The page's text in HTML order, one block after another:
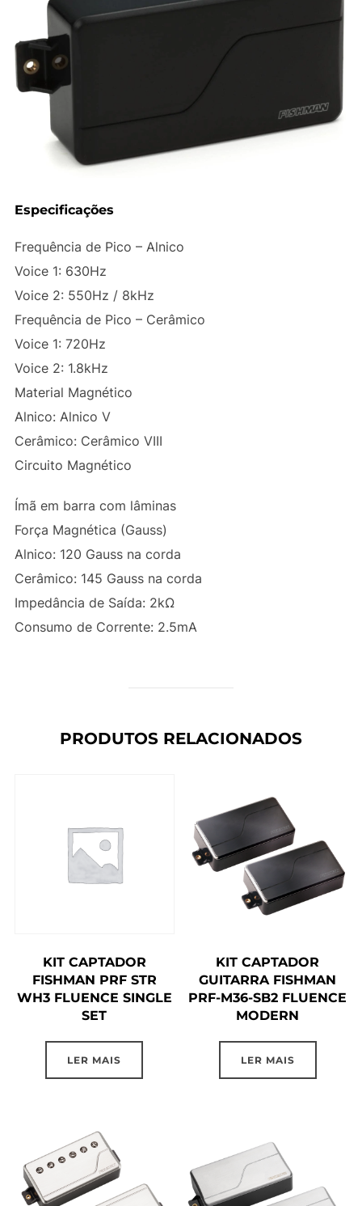
Especificações
Frequência de Pico – Alnico
Voice 1: 630Hz
Voice 2: 550Hz / 8kHz
Frequência de Pico – Cerâmico
Voice 1: 720Hz
Voice 2: 1.8kHz
Material Magnético
Alnico: Alnico V
Cerâmico: Cerâmico VIII
Circuito Magnético
Ímã em barra com lâminas
Força Magnética (Gauss)
Alnico: 120 Gauss na corda
Cerâmico: 145 Gauss na corda
Impedância de Saída: 2kΩ
Consumo de Corrente: 2.5mA
PRODUTOS RELACIONADOS
KIT CAPTADOR
FISHMAN PRF STR
WH3 FLUENCE SINGLE
SET
LER MAIS
KIT CAPTADOR
GUITARRA FISHMAN
PRF-M36-SB2 FLUENCE
MODERN
LER MAIS